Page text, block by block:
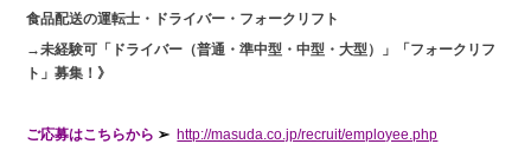
食品配送の運転士・ドライバー・フォークリフト
→未経験可「ドライバー（普通・準中型・中型・大型）」「フォークリフ
ト」募集！》
ご応募はこちらから ➢ http://masuda.co.jp/recruit/employee.php